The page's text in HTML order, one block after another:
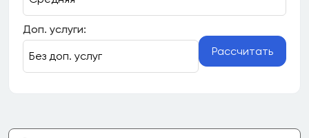
Доп. услуги:
Рассчитать